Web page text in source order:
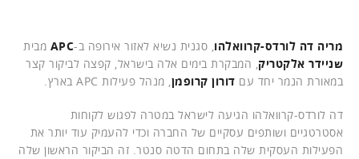
מריה דה לורדס-קרוואלהו, סגנית נשיא לאזור אירופה ב-APC מבית
שניידר אלקטריק, המבקרת בימים אלה בישראל, קפצה לביקור קצר
במאורת הנמר יחד עם דורון קרופמן, מנהל פעילות APC בארץ.
דה לורדס-קרוואלהו הגיעה לישראל במטרה לפגוש לקוחות
אסטרטגיים ושותפים עסקיים של החברה וכדי להעמיק עוד יותר את
הפעילות העסקית שלה בתחום הדטה סנטר. זה הביקור הראשון שלה